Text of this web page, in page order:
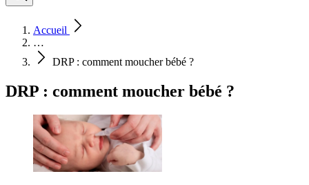
Accueil
…
DRP : comment moucher bébé ?
DRP : comment moucher bébé ?